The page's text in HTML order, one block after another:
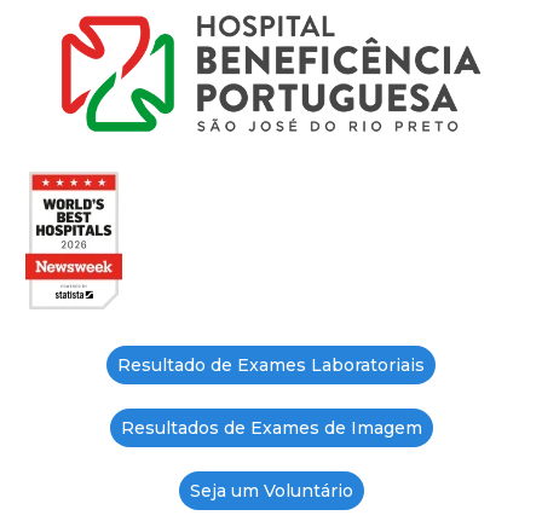
Resultado de Exames Laboratoriais
Resultados de Exames de Imagem
Seja um Voluntário